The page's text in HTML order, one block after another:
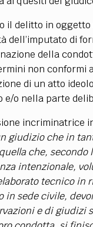
il delitto in
dell’imputato di
della
non conformi
di un atto
o nella parte
incriminatrice
giudizio che in
che,
intenzionale,
tecnico
in sede civile,
e di giudizi